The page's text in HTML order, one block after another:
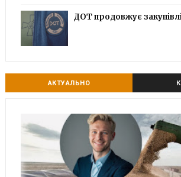
ДОТ продовжує
АКТУАЛЬНО